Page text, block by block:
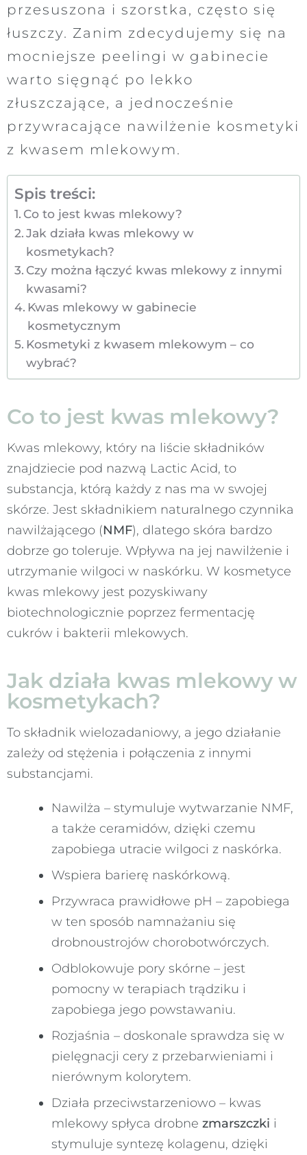
przesuszona i szorstka, często się
łuszczy. Zanim zdecydujemy się na
mocniejsze peelingi w gabinecie
warto sięgnąć po lekko
złuszczające, a jednocześnie
przywracające nawilżenie kosmetyki
z kwasem mlekowym.
Spis treści:
Co to jest kwas mlekowy?
Jak działa kwas mlekowy w
kosmetykach?
Czy można łączyć kwas mlekowy z innymi
kwasami?
Kwas mlekowy w gabinecie
kosmetycznym
Kosmetyki z kwasem mlekowym – co
wybrać?
Co to jest kwas mlekowy?
Kwas mlekowy, który na liście składników
znajdziecie pod nazwą Lactic Acid, to
substancja, którą każdy z nas ma w swojej
skórze. Jest składnikiem naturalnego czynnika
nawilżającego (NMF), dlatego skóra bardzo
dobrze go toleruje. Wpływa na jej nawilżenie i
utrzymanie wilgoci w naskórku. W kosmetyce
kwas mlekowy jest pozyskiwany
biotechnologicznie poprzez fermentację
cukrów i bakterii mlekowych.
Jak działa kwas mlekowy w
kosmetykach?
To składnik wielozadaniowy, a jego działanie
zależy od stężenia i połączenia z innymi
substancjami.
Nawilża – stymuluje wytwarzanie NMF,
a także ceramidów, dzięki czemu
zapobiega utracie wilgoci z naskórka.
Wspiera barierę naskórkową.
Przywraca prawidłowe pH – zapobiega
w ten sposób namnażaniu się
drobnoustrojów chorobotwórczych.
Odblokowuje pory skórne – jest
pomocny w terapiach trądziku i
zapobiega jego powstawaniu.
Rozjaśnia – doskonale sprawdza się w
pielęgnacji cery z przebarwieniami i
nierównym kolorytem.
Działa przeciwstarzeniowo – kwas
mlekowy spłyca drobne zmarszczki i
stymuluje syntezę kolagenu, dzięki